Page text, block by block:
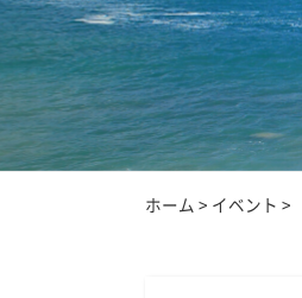
ホーム > イベント >